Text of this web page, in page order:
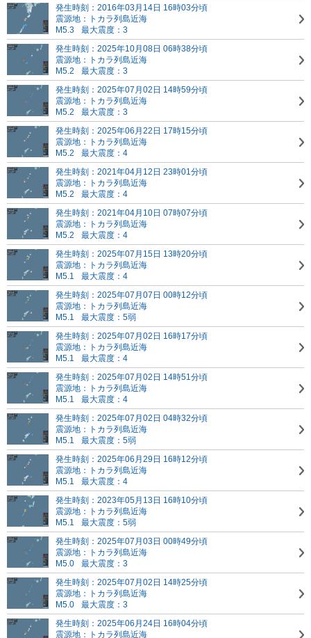
発生時刻：2016年03月14日 16時03分頃
震源地：トカラ列島近海
M5.3
最大震度：3
発生時刻：2025年10月08日 06時38分頃
震源地：トカラ列島近海
M5.2
最大震度：3
発生時刻：2025年07月02日 14時59分頃
震源地：トカラ列島近海
M5.2
最大震度：3
発生時刻：2025年06月22日 17時15分頃
震源地：トカラ列島近海
M5.2
最大震度：4
発生時刻：2021年04月12日 23時01分頃
震源地：トカラ列島近海
M5.2
最大震度：4
発生時刻：2021年04月10日 07時07分頃
震源地：トカラ列島近海
M5.2
最大震度：4
発生時刻：2025年07月15日 13時20分頃
震源地：トカラ列島近海
M5.1
最大震度：4
発生時刻：2025年07月07日 00時12分頃
震源地：トカラ列島近海
M5.1
最大震度：5弱
発生時刻：2025年07月02日 16時17分頃
震源地：トカラ列島近海
M5.1
最大震度：4
発生時刻：2025年07月02日 14時51分頃
震源地：トカラ列島近海
M5.1
最大震度：4
発生時刻：2025年07月02日 04時32分頃
震源地：トカラ列島近海
M5.1
最大震度：5弱
発生時刻：2025年06月29日 16時12分頃
震源地：トカラ列島近海
M5.1
最大震度：4
発生時刻：2023年05月13日 16時10分頃
震源地：トカラ列島近海
M5.1
最大震度：5弱
発生時刻：2025年07月03日 00時49分頃
震源地：トカラ列島近海
M5.0
最大震度：3
発生時刻：2025年07月02日 14時25分頃
震源地：トカラ列島近海
M5.0
最大震度：3
発生時刻：2025年06月24日 16時04分頃
震源地：トカラ列島近海